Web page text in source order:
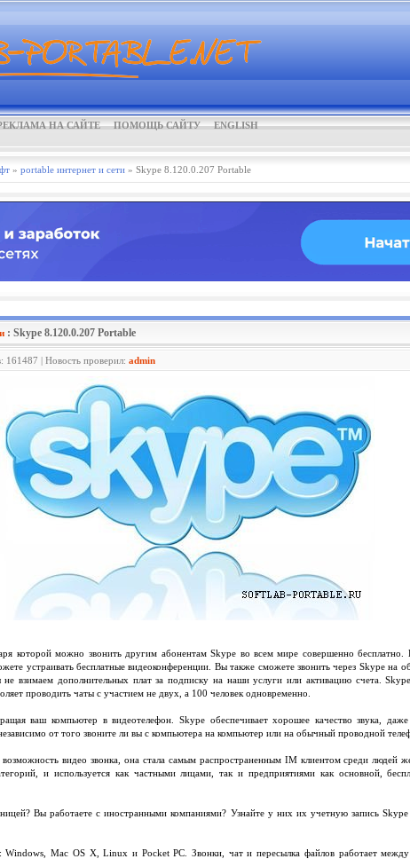
НА САЙТЕ ПОМОЩЬ САЙТУ ENGLISH
» portable интернет и сети » Skype 8.120.0.207 Portable
: Skype 8.120.0.207 Portable
161487 | Новость проверил: admin
которой можно звонить другим абонентам Skype во всем мире совершенно
устраивать бесплатные видеоконференции. Вы также сможете звонить через Skype на
взимаем дополнительных плат за подписку на наши услуги или активацию счета.
проводить чаты с участием не двух, а 100 человек одновременно.
ваш компьютер в видеотелефон. Skype обеспечивает хорошее качество звука,
от того звоните ли вы с компьютера на компьютер или на обычный проводной
видео звонка, она стала самым распространенным IM клиентом среди людей
и используется как частными лицами, так и предприятиями как основной,
Вы работаете с иностранными компаниями? Узнайте у них их учетную запись
Windows, Mac OS X, Linux и Pocket PC. Звонки, чат и пересылка файлов работает